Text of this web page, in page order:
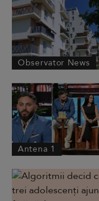
Observator News
Antena 1